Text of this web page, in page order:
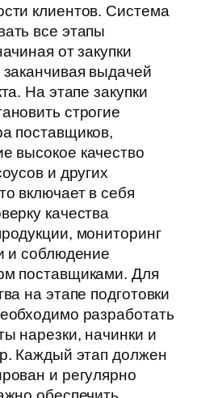
клиентов. Система
все этапы
от закупки
выдачей
На этапе закупки
строгие
поставщиков,
высокое качество
и других
включает в себя
качества
мониторинг
и соблюдение
поставщиками. Для
на этапе подготовки
разработать
нарезки, начинки и
Каждый этап должен
и регулярно